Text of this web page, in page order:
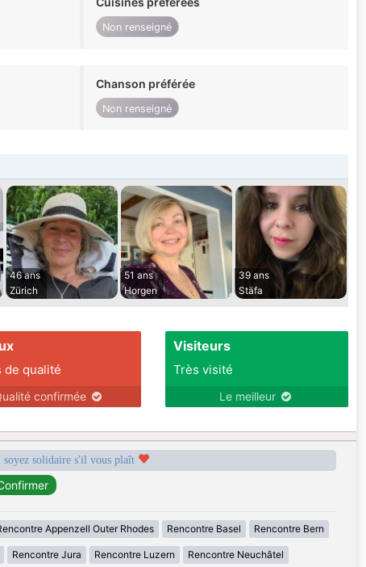
Non renseigné
Chanson préférée
Non renseigné
46 ans
Zürich
51 ans
Horgen
39 ans
Stäfa
de qualité
confirmée
Visiteurs
Très visité
Le meilleur
solidaire s'il vous plaît
Appenzell Outer Rhodes Rencontre Basel Rencontre Bern
Rencontre Jura Rencontre Luzern Rencontre Neuchâtel